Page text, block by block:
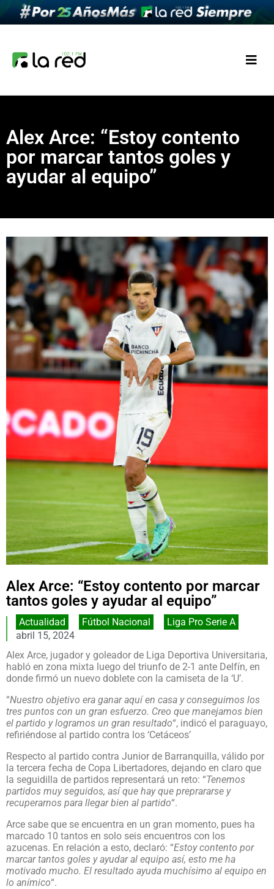
Alex Arce: “Estoy contento
por marcar tantos goles y
ayudar al equipo”
Alex Arce: “Estoy contento por marcar
tantos goles y ayudar al equipo”
Actualidad Fútbol Nacional
Liga Pro Serie A
abril 15, 2024
Alex Arce, jugador y goleador de Liga Deportiva Universitaria,
habló en zona mixta luego del triunfo de 2-1 ante Delfín, en
donde firmó un nuevo doblete con la camiseta de la ‘U’.
“Nuestro objetivo era ganar aquí en casa y conseguimos los
tres puntos con un gran esfuerzo. Creo que manejamos bien
el partido y logramos un gran resultado“, indicó el paraguayo,
refiriéndose al partido contra los ‘Cetáceos’
Respecto al partido contra Junior de Barranquilla, válido por
la tercera fecha de Copa Libertadores, dejando en claro que
la seguidilla de partidos representará un reto: “Tenemos
partidos muy seguidos, así que hay que preprararse y
recuperarnos para llegar bien al partido“.
Arce sabe que se encuentra en un gran momento, pues ha
marcado 10 tantos en solo seis encuentros con los
azucenas. En relación a esto, declaró: “Estoy contento por
marcar tantos goles y ayudar al equipo así, esto me ha
motivado mucho. El resultado ayuda muchísimo al equipo en
lo anímico“.